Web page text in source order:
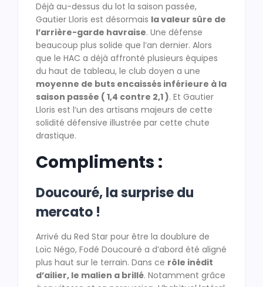
Déjà au-dessus du lot la saison passée,
Gautier Lloris est désormais la valeur sûre de
l’arrière-garde havraise. Une défense
beaucoup plus solide que l’an dernier. Alors
que le HAC a déjà affronté plusieurs équipes
du haut de tableau, le club doyen a une
moyenne de buts encaissés inférieure à la
saison passée ( 1,4 contre 2,1 ). Et Gautier
Lloris est l’un des artisans majeurs de cette
solidité défensive illustrée par cette chute
drastique.
Compliments :
Doucouré, la surprise du
mercato !
Arrivé du Red Star pour être la doublure de
Loïc Négo, Fodé Doucouré a d’abord été aligné
plus haut sur le terrain. Dans ce rôle inédit
d’ailier, le malien a brillé. Notamment grâce